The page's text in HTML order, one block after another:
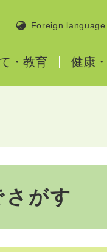
Foreign language
・ 教育 健康・
さがす